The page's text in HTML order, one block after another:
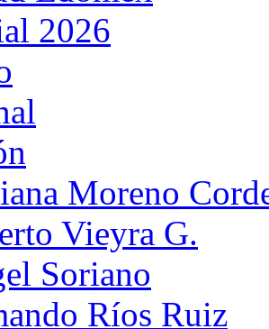
2026
Moreno
Vieyra G.
Soriano
Ríos Ruiz